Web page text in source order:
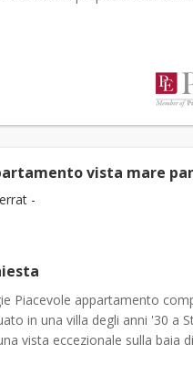
vista mare
-
Piacevole appartamento
in una villa degli anni '30 a
vista eccezionale sulla baia